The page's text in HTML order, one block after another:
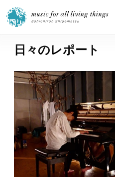
ホーム
ニュース
テーマ
ライブ・スケジュール
作品
日々のレポート